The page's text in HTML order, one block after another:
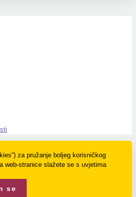
za pružanje boljeg korisničkog
web-stranice slažete se s uvjetima
se